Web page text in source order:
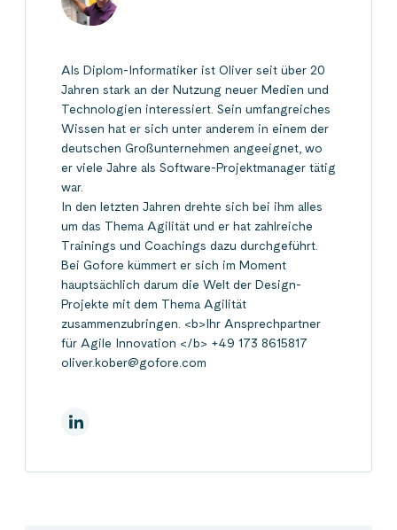
Als Diplom-Informatiker ist Oliver seit über 20
Jahren stark an der Nutzung neuer Medien und
Technologien interessiert. Sein umfangreiches
Wissen hat er sich unter anderem in einem der
deutschen Großunternehmen angeeignet, wo
er viele Jahre als Software-Projektmanager tätig
war.
In den letzten Jahren drehte sich bei ihm alles
um das Thema Agilität und er hat zahlreiche
Trainings und Coachings dazu durchgeführt.
Bei Gofore kümmert er sich im Moment
hauptsächlich darum die Welt der Design-
Projekte mit dem Thema Agilität
zusammenzubringen. <b>Ihr Ansprechpartner
für Agile Innovation </b> +49 173 8615817
oliver.kober@gofore.com
Auf Linkedin